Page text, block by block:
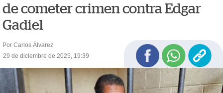
de cometer crimen contra Edgar
Gadiel
Por Carlos Álvarez
29 de diciembre de 2025, 19:39